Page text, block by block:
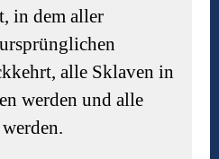
in dem aller
alle Sklaven in
werden und alle